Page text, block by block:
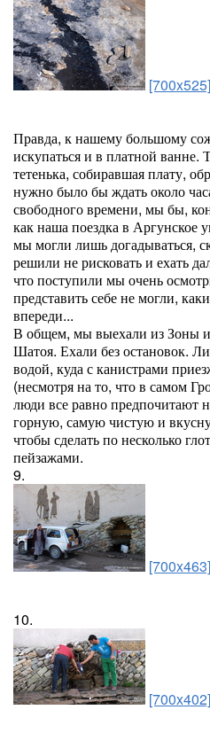
[700x525]
Правда, к нашему большому
искупаться и в платной ванне.
тетенька, собиравшая плату,
нужно было бы ждать около
свободного времени, мы бы,
как наша поездка в Аргунское
мы могли лишь догадываться,
решили не рисковать и ехать
что поступили мы очень
представить себе не могли,
впереди...
В общем, мы выехали из Зоны и
Шатоя. Ехали без остановок.
водой, куда с канистрами
(несмотря на то, что в самом
люди все равно предпочитают
горную, самую чистую и
чтобы сделать по несколько
пейзажами.
9.
[700x463]
10.
[700x402]